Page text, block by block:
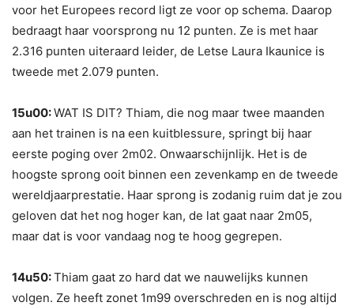
voor het Europees record ligt ze voor op schema. Daarop
bedraagt haar voorsprong nu 12 punten. Ze is met haar
2.316 punten uiteraard leider, de Letse Laura Ikaunice is
tweede met 2.079 punten.
15u00:WAT IS DIT? Thiam, die nog maar twee maanden
aan het trainen is na een kuitblessure, springt bij haar
eerste poging over 2m02. Onwaarschijnlijk. Het is de
hoogste sprong ooit binnen een zevenkamp en de tweede
wereldjaarprestatie. Haar sprong is zodanig ruim dat je zou
geloven dat het nog hoger kan, de lat gaat naar 2m05,
maar dat is voor vandaag nog te hoog gegrepen.
14u50:Thiam gaat zo hard dat we nauwelijks kunnen
volgen. Ze heeft zonet 1m99 overschreden en is nog altijd